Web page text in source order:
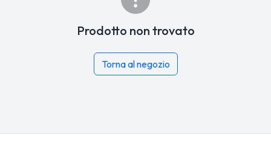
Prodotto non trovato
Torna al negozio